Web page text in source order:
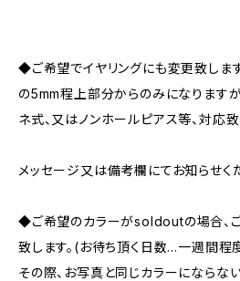
◆ご希望でイヤリングにも変更致します
の5mm程上部分からのみになります
ネ式、又はノンホールピアス等、対応致
メッセージ又は備考欄にてお知らせ
◆ご希望のカラーがsoldoutの場合、
致します。(お待ち頂く日数…一週間程
その際、お写真と同じカラーにならな